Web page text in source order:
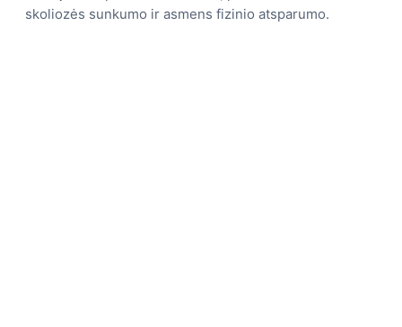
skoliozės sunkumo ir asmens fizinio atsparumo.